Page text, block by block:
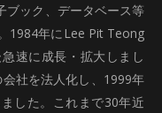
ブック、データベース等
1984年にLee Pit Teong
速に成長・拡大しまし
社を法人化し、1999年
した。これまで30年近